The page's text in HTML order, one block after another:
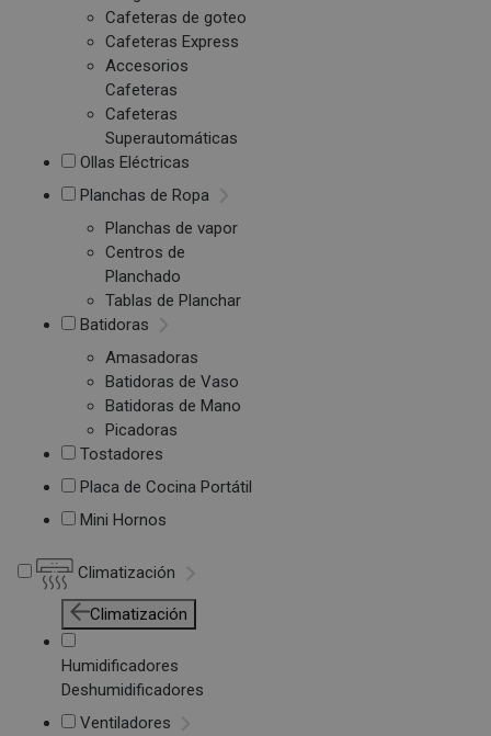
Cafeteras de goteo
Cafeteras Express
Accesorios
Cafeteras
Cafeteras
Superautomáticas
Ollas Eléctricas
Planchas de Ropa
Planchas de vapor
Centros de
Planchado
Tablas de Planchar
Batidoras
Amasadoras
Batidoras de Vaso
Batidoras de Mano
Picadoras
Tostadores
Placa de Cocina Portátil
Mini Hornos
Climatización
Climatización
Humidificadores
Deshumidificadores
Ventiladores